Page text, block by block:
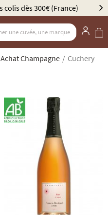
Élu Meilleur Caviste
Achat Champagne Cuchery